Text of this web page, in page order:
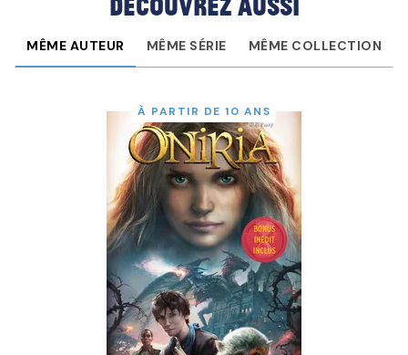
Découvrez aussi
MÊME AUTEUR MÊME SÉRIE MÊME COLLECTION
À PARTIR DE 10 ANS